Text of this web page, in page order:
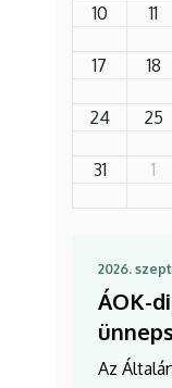
10 11
17 18
24 25
31 1
2026.
ÁOK-
Az